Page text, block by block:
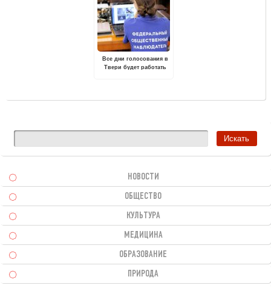
Все дни голосования в
Твери будет работать
НОВОСТИ
ОБЩЕСТВО
КУЛЬТУРА
МЕДИЦИНА
ОБРАЗОВАНИЕ
ПРИРОДА